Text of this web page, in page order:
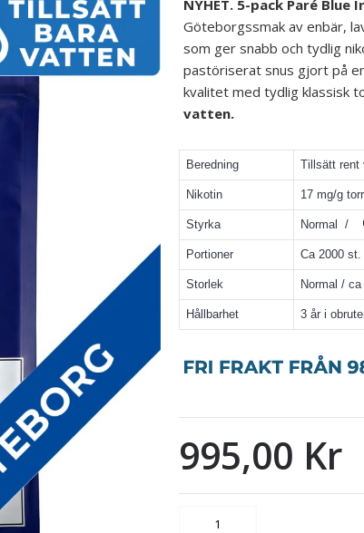
NYHET. 5-pack Paré
Göteborgssmak av enbär,
som ger snabb och tydlig
pastöriserat snus gjort på
kvalitet med tydlig klassisk
vatten.
Beredning Tillsätt
Nikotin 17 mg/g
Styrka Normal /
Portioner Ca 2000
Storlek Normal /
Hållbarhet 3 år i
995,00 Kr